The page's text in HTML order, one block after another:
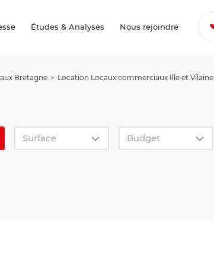
Études & Analyses Nous rejoindre
Bretagne
Location Locaux commerciaux Ille et Vilaine
Surface Budget